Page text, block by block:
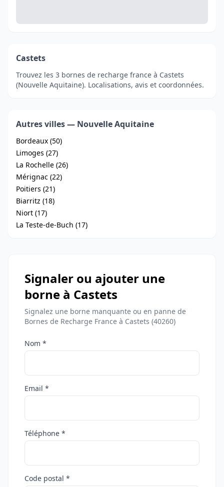
Castets
Trouvez les 3 bornes de recharge france à Castets
(Nouvelle Aquitaine). Localisations, avis et coordonnées.
Autres villes — Nouvelle Aquitaine
Bordeaux (50)
Limoges (27)
La Rochelle (26)
Mérignac (22)
Poitiers (21)
Biarritz (18)
Niort (17)
La Teste-de-Buch (17)
Signaler ou ajouter une
borne à Castets
Signalez une borne manquante ou en panne de
Bornes de Recharge France à Castets (40260)
Nom *
Email *
Téléphone *
Code postal *